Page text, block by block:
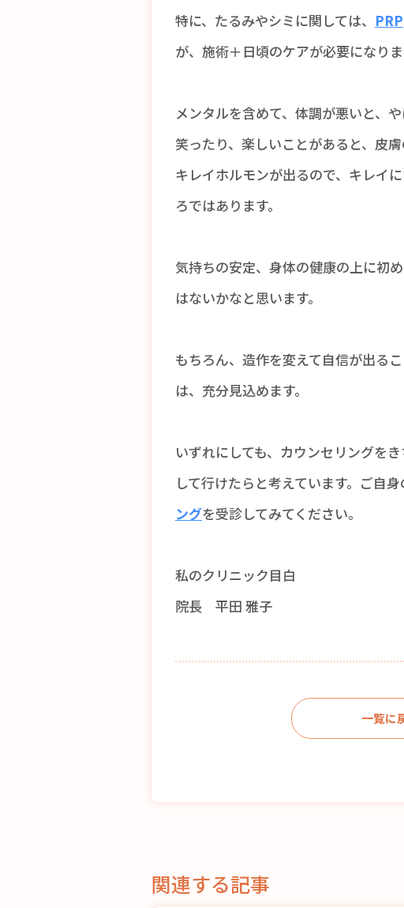
特に、たるみやシミに関しては、 PRP
が、施術＋日頃のケアが必要になりま
メンタルを含めて、体調が悪いと、
笑ったり、楽しいことがあると、皮
キレイホルモンが出るので、キレイ
ろではあります。
気持ちの安定、身体の健康の上に初
はないかなと思います。
もちろん、造作を変えて自信が出る
は、充分見込めます。
いずれにしても、カウンセリングを
して行けたらと考えています。ご自
ングを受診してみてください。
私のクリニック目白
院長 平田 雅子
一覧に
関連する記事